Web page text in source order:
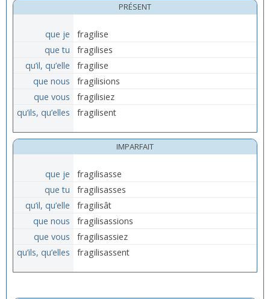
PRÉSENT
que je
fragilise
que tu
fragilises
qu’il, qu’elle
fragilise
que nous
fragilisions
que vous
fragilisiez
qu’ils, qu’elles
fragilisent
IMPARFAIT
que je
fragilisasse
que tu
fragilisasses
qu’il, qu’elle
fragilisât
que nous
fragilisassions
que vous
fragilisassiez
qu’ils, qu’elles
fragilisassent